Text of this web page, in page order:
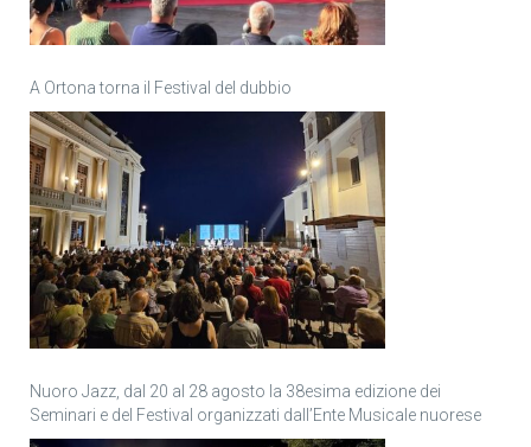
A Ortona torna il Festival del dubbio
Nuoro Jazz, dal 20 al 28 agosto la 38esima edizione dei
Seminari e del Festival organizzati dall’Ente Musicale nuorese